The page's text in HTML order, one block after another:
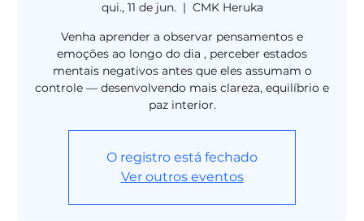
qui., 11 de jun.
  |
CMK Heruka
Venha aprender a observar pensamentos e
emoções ao longo do dia , perceber estados
mentais negativos antes que eles assumam o
controle — desenvolvendo mais clareza, equilíbrio e
paz interior.
O registro está fechado
Ver outros eventos